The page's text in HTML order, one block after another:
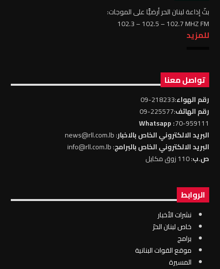
بثّ إذاعة لبنان الحر أرضيًّا على الموجات:
102.3 – 102.5 – 102.7 MHZ FM
للمزيد
تواصل معنا
رقم الهواء:218233-09
رقم الهاتف:225577-09
70-959111
: Whatsapp
البريد الالكتروني الخاص بالاخبار: news@rll.com.lb
البريد الالكتروني الخاص بالبرامج: info@rll.com.lb
ص.ب: 110 زوق مكايل
الروابط
نشرات الأخبار
خاص لبنان الحرّ
برامج
موقع القوات البنانية
المسيرة